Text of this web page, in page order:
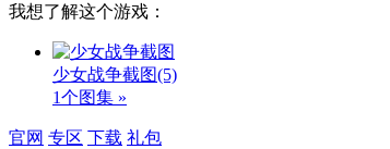
我想了解这个游戏：
少女战争截图(5)
1个图集 »
官网 专区 下载 礼包